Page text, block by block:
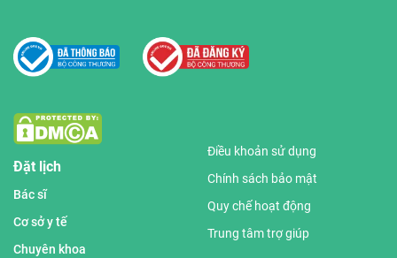
Đặt lịch
Bác sĩ
Cơ sở y tế
Chuyên khoa
Điều khoản sử dụng
Chính sách bảo mật
Quy chế hoạt động
Trung tâm trợ giúp